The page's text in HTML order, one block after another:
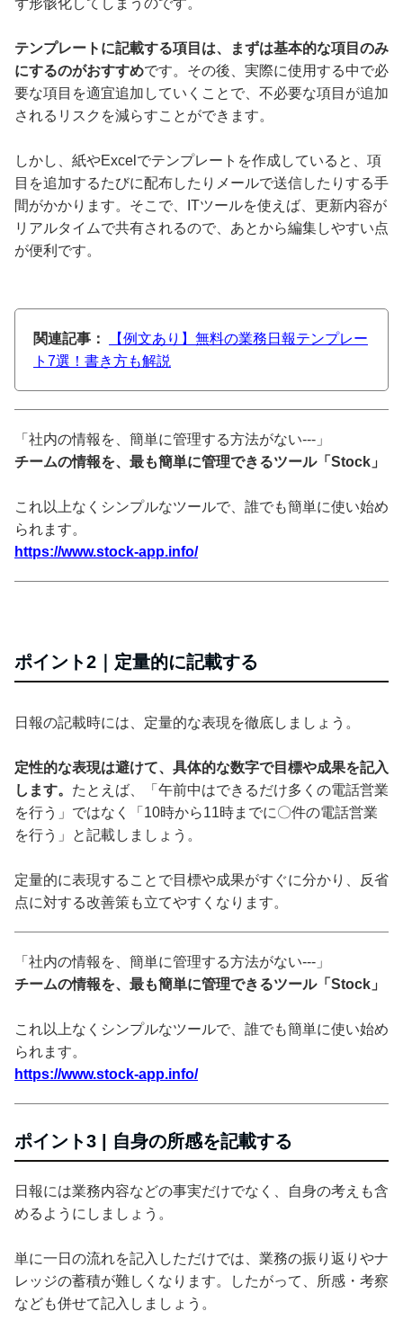
テンプレートに記載する項目は、まずは基本的な項目のみ
にするのがおすすめです。その後、実際に使用する中で必
要な項目を適宜追加していくことで、不必要な項目が追加
されるリスクを減らすことができます。
しかし、紙やExcelでテンプレートを作成していると、項
目を追加するたびに配布したりメールで送信したりする手
間がかかります。そこで、ITツールを使えば、更新内容が
リアルタイムで共有されるので、あとから編集しやすい点
が便利です。
関連記事：
【例文あり】無料の業務日報テンプレー
ト7選！書き方も解説
「社内の情報を、簡単に管理する方法がない---」
チームの情報を、最も簡単に管理できるツール「Stock」
これ以上なくシンプルなツールで、誰でも簡単に使い始め
られます。
https://www.stock-app.info/
ポイント2｜定量的に記載する
日報の記載時には、定量的な表現を徹底しましょう。
定性的な表現は避けて、具体的な数字で目標や成果を記入
します。 たとえば、「午前中はできるだけ多くの電話営業
を行う」ではなく「10時から11時までに〇件の電話営業
を行う」と記載しましょう。
定量的に表現することで目標や成果がすぐに分かり、反省
点に対する改善策も立てやすくなります。
「社内の情報を、簡単に管理する方法がない---」
チームの情報を、最も簡単に管理できるツール「Stock」
これ以上なくシンプルなツールで、誰でも簡単に使い始め
られます。
https://www.stock-app.info/
ポイント3 | 自身の所感を記載する
日報には業務内容などの事実だけでなく、自身の考えも含
めるようにしましょう。
単に一日の流れを記入しただけでは、業務の振り返りやナ
レッジの蓄積が難しくなります。したがって、所感・考察
なども併せて記入しましょう。